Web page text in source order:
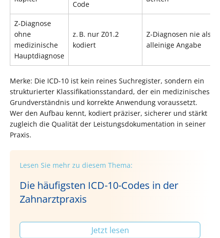
Code
Z-Diagnose
ohne
medizinische
Hauptdiagnose
z. B. nur Z01.2
kodiert
Z-Diagnosen nie als
alleinige Angabe
Merke: Die ICD-10 ist kein reines Suchregister, sondern ein
strukturierter Klassifikationsstandard, der ein medizinisches
Grundverständnis und korrekte Anwendung voraussetzt.
Wer den Aufbau kennt, kodiert präziser, sicherer und stärkt
zugleich die Qualität der Leistungsdokumentation in seiner
Praxis.
Lesen Sie mehr zu diesem Thema:
Die häufigsten ICD-10-Codes in der
Zahnarztpraxis
Jetzt lesen